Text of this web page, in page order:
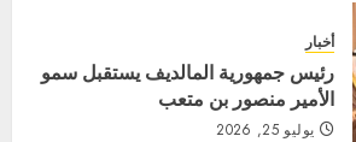
أخبار
رئيس جمهورية المالديف يستقبل سمو
الأمير منصور بن متعب
يوليو 25, 2026